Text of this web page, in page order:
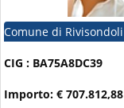
Comune di Rivisondoli
CIG : BA75A8DC39
Importo: € 707.812,88